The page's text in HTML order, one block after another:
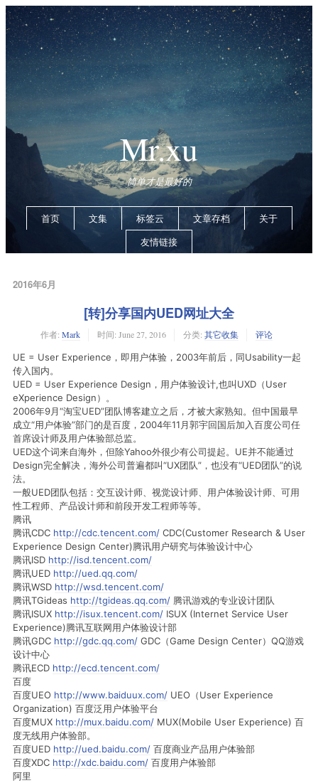
Mr.xu
简单才是最好的
首页 文集 标签云 文章存档
关于
友情链接
2016年6月
[转]分享国内UED网址大全
作者: Mark 时间: June 27, 2016 分类: 其它收集
评论
UE = User Experience，即用户体验，2003年前后，同Usability一起
传入国内。
UED = User Experience Design，用户体验设计,也叫UXD（User
eXperience Design）。
2006年9月“淘宝UED”团队博客建立之后，才被大家熟知。但中国最早
成立“用户体验”部门的是百度，2004年11月郭宇回国后加入百度公司任
首席设计师及用户体验部总监。
UED这个词来自海外，但除Yahoo外很少有公司提起。UE并不能通过
Design完全解决，海外公司普遍都叫“UX团队”，也没有“UED团队”的说
法。
一般UED团队包括：交互设计师、视觉设计师、用户体验设计师、可用
性工程师、产品设计师和前段开发工程师等等。
腾讯
腾讯CDC http://cdc.tencent.com/ CDC(Customer Research & User
Experience Design Center)腾讯用户研究与体验设计中心
腾讯ISD http://isd.tencent.com/
腾讯UED http://ued.qq.com/
腾讯WSD http://wsd.tencent.com/
腾讯TGideas http://tgideas.qq.com/ 腾讯游戏的专业设计团队
腾讯ISUX http://isux.tencent.com/ ISUX (Internet Service User
Experience)腾讯互联网用户体验设计部
腾讯GDC http://gdc.qq.com/ GDC（Game Design Center）QQ游戏
设计中心
腾讯ECD http://ecd.tencent.com/
百度
百度UEO http://www.baiduux.com/ UEO（User Experience
Organization) 百度泛用户体验平台
百度MUX http://mux.baidu.com/ MUX(Mobile User Experience) 百
度无线用户体验部。
百度UED http://ued.baidu.com/ 百度商业产品用户体验部
百度XDC http://xdc.baidu.com/ 百度用户体验部
阿里